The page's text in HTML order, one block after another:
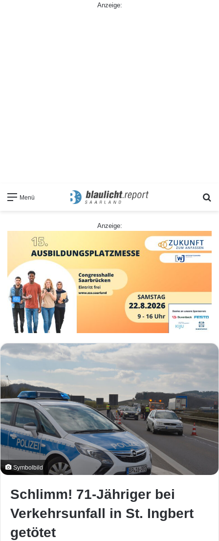
Anzeige:
Menü
Anzeige:
Symbolbild
Schlimm! 71-Jähriger bei
Verkehrsunfall in St. Ingbert
getötet